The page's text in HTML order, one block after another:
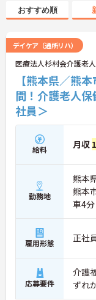
おすすめ順
デイケア（通所リハ）
医療法人杉村会介護老
【熊本県／熊
間！介護老人
社員＞
給料 月収
勤務地
熊本
熊本
車4分
雇用形態 正社
応募要件
介護
ずれ